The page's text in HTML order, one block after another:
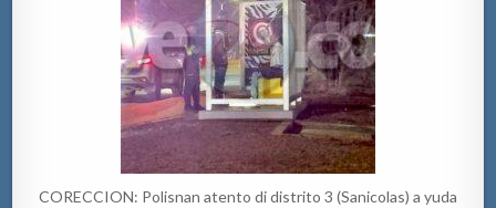
CORECCION: Polisnan atento di distrito 3 (Sanicolas) a yuda